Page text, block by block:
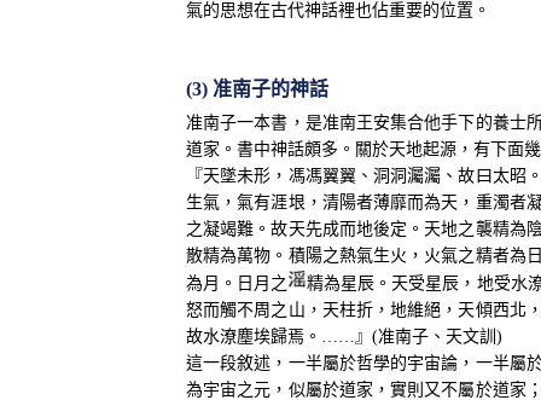
氣的思想在古代神話裡也佔重要的位置。
(3) 准南子的神話
准南子一本書，是准南王安集合他手下的養士
道家。書中神話頗多。關於天地起源，有下面
『天墜未形，馮馮翼翼、洞洞灟灟、故曰太昭
生氣，氣有涯垠，清陽者薄靡而為天，重濁者
之凝竭難。故天先成而地後定。天地之襲精為
散精為萬物。積陽之熱氣生火，火氣之精者為
為月。日月之
精為星辰。天受星辰，地受水
怒而觸不周之山，天柱折，地維絕，天傾西北
故水潦塵埃歸焉。……』(准南子、天文訓)
這一段敘述，一半屬於哲學的宇宙論，一半屬
為宇宙之元，似屬於道家，實則又不屬於道家